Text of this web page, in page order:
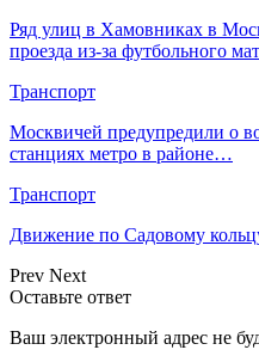
Ряд улиц в Хамовниках в
проезда из-за футбольного
Транспорт
Москвичей предупредили о
станциях метро в районе…
Транспорт
Движение по Садовому
Prev Next
Оставьте ответ
Ваш электронный адрес не